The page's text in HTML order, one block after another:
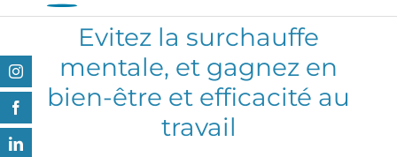
Instagram
Facebook
LinkedIn
Evitez la surchauffe
mentale, et gagnez en
bien-être et efficacité au
travail